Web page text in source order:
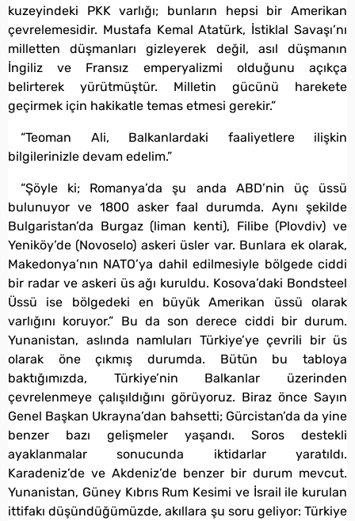
kuzeyindeki PKK varlığı; bunların hepsi bir Amerikan
çevrelemesidir. Mustafa Kemal Atatürk, İstiklal Savaşı’nı
milletten düşmanları gizleyerek değil, asıl düşmanın
İngiliz ve Fransız emperyalizmi olduğunu açıkça
belirterek yürütmüştür. Milletin gücünü harekete
geçirmek için hakikatle temas etmesi gerekir.”
“Teoman Ali, Balkanlardaki faaliyetlere ilişkin
bilgilerinizle devam edelim.”
“Şöyle ki; Romanya’da şu anda ABD’nin üç üssü
bulunuyor ve 1800 asker faal durumda. Aynı şekilde
Bulgaristan’da Burgaz (liman kenti), Filibe (Plovdiv) ve
Yeniköy’de (Novoselo) askeri üsler var. Bunlara ek olarak,
Makedonya’nın NATO’ya dahil edilmesiyle bölgede ciddi
bir radar ve askeri üs ağı kuruldu. Kosova’daki Bondsteel
Üssü ise bölgedeki en büyük Amerikan üssü olarak
varlığını koruyor.” Bu da son derece ciddi bir durum.
Yunanistan, aslında namluları Türkiye’ye çevrili bir üs
olarak öne çıkmış durumda. Bütün bu tabloya
baktığımızda, Türkiye’nin Balkanlar üzerinden
çevrelenmeye çalışıldığını görüyoruz. Biraz önce Sayın
Genel Başkan Ukrayna’dan bahsetti; Gürcistan’da da yine
benzer bazı gelişmeler yaşandı. Soros destekli
ayaklanmalar sonucunda iktidarlar yaratıldı.
Karadeniz’de ve Akdeniz’de benzer bir durum mevcut.
Yunanistan, Güney Kıbrıs Rum Kesimi ve İsrail ile kurulan
ittifakı düşündüğümüzde, akıllara şu soru geliyor: Türkiye